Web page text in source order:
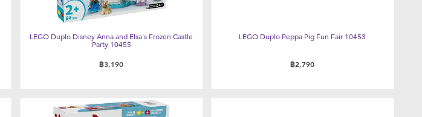
LEGO Duplo Disney Anna and Elsa's Frozen Castle
Party 10455
฿3,190
LEGO Duplo Peppa Pig Fun Fair 10453
฿2,790